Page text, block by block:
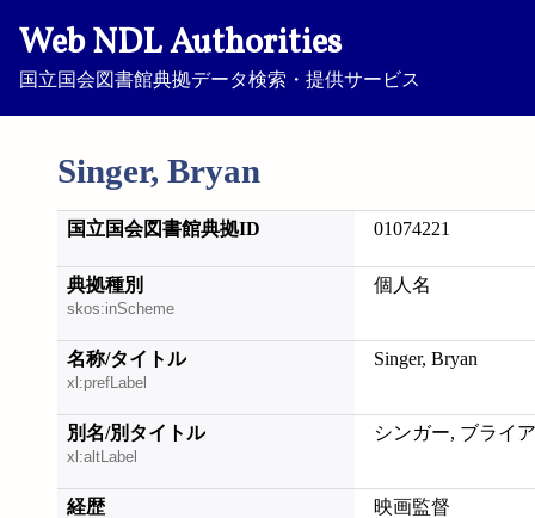
Web NDL Authorities
国立国会図書館典拠データ検索・提供サービス
Singer, Bryan
国立国会図書館典拠ID 01074221
典拠種別
skos:inScheme
個人名
名称/タイトル
xl:prefLabel
Singer, Bryan
別名/別タイトル
xl:altLabel
シンガー, ブライ
経歴 映画監督